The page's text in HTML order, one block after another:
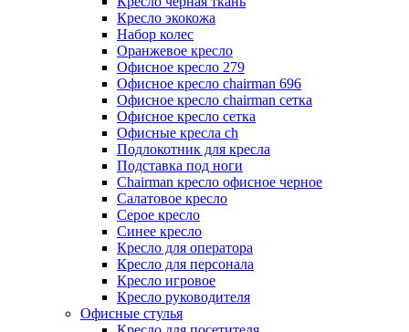
Кресло экокожа
Набор колес
Оранжевое кресло
Офисное кресло 279
Офисное кресло chairman 696
Офисное кресло chairman сетка
Офисное кресло сетка
Офисные кресла ch
Подлокотник для кресла
Подставка под ноги
Сhairman кресло офисное черное
Салатовое кресло
Серое кресло
Синее кресло
Кресло для оператора
Кресло для персонала
Кресло игровое
Кресло руководителя
Офисные стулья